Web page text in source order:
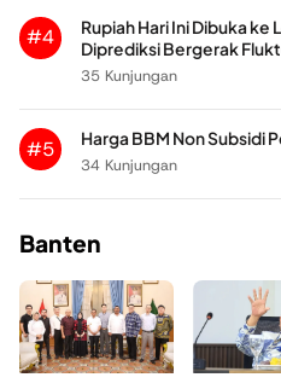
#4
Rupiah Hari Ini Dibuka ke
Diprediksi Bergerak
35 Kunjungan
#5
Harga BBM Non Subsidi
34 Kunjungan
Banten